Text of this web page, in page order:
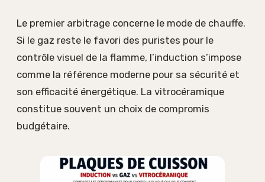
Le premier arbitrage concerne le mode de chauffe.
Si le gaz reste le favori des puristes pour le
contrôle visuel de la flamme, l’induction s’impose
comme la référence moderne pour sa sécurité et
son efficacité énergétique. La vitrocéramique
constitue souvent un choix de compromis
budgétaire.